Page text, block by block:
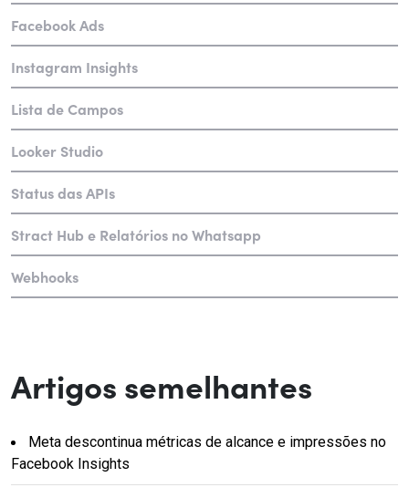
Facebook Ads
Instagram Insights
Lista de Campos
Looker Studio
Status das APIs
Stract Hub e Relatórios no Whatsapp
Webhooks
Artigos semelhantes
Meta descontinua métricas de alcance e impressões no
Facebook Insights